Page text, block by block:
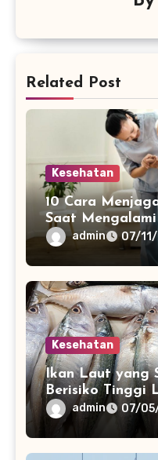
Related Post
Kesehatan
10 Cara
Saat
admin 07/
Kesehatan
Ikan Laut yang
Berisiko Tinggi
admin 07/